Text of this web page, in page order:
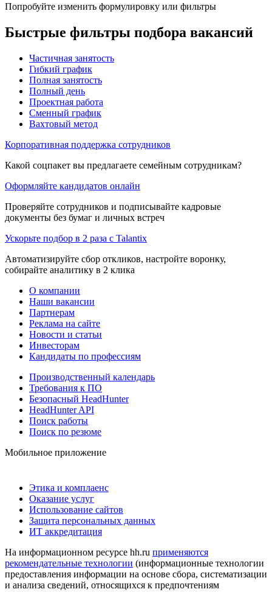
Попробуйте изменить формулировку или фильтры
Быстрые фильтры подбора вакансий
Частичная занятость
Гибкий график
Полная занятость
Полный день
Проектная работа
Сменный график
Вахтовый метод
Корпоративная поддержка сотрудников
Какой соцпакет вы предлагаете семейным сотрудникам?
Оформляйте кандидатов онлайн
Проверяйте сотрудников и подписывайте кадровые
документы без бумаг и личных встреч
Ускорьте подбор в 2 раза с Talantix
Автоматизируйте сбор откликов, настройте воронку,
собирайте аналитику в 2 клика
О компании
Наши вакансии
Партнерам
Реклама на сайте
Новости и статьи
Инвесторам
Кандидаты по профессиям
Производственный календарь
Требования к ПО
Безопасный HeadHunter
HeadHunter API
Поиск работы
Поиск по резюме
Мобильное приложение
Этика и комплаенс
Оказание услуг
Использование сайтов
Защита персональных данных
ИТ аккредитация
На информационном ресурсе hh.ru применяются
рекомендательные технологии (информационные технологии
предоставления информации на основе сбора, систематизации
и анализа сведений, относящихся к предпочтениям